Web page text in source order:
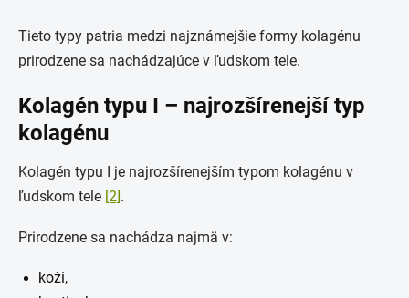
Tieto typy patria medzi najznámejšie formy kolagénu
prirodzene sa nachádzajúce v ľudskom tele.
Kolagén typu I – najrozšírenejší typ
kolagénu
Kolagén typu I je najrozšírenejším typom kolagénu v
ľudskom tele [2].
Prirodzene sa nachádza najmä v:
koži,